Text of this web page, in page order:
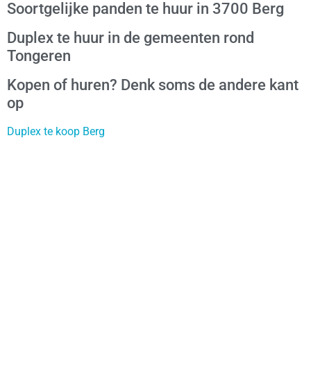
Soortgelijke panden te huur in 3700 Berg
Duplex te huur in de gemeenten rond
Tongeren
Kopen of huren? Denk soms de andere kant
op
Duplex te koop Berg